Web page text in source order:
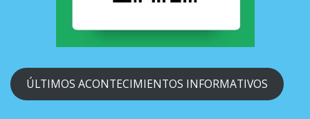
ÚLTIMOS ACONTECIMIENTOS INFORMATIVOS